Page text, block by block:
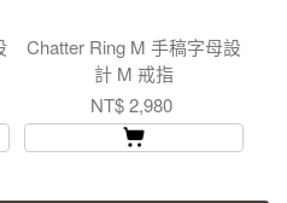
Chatter Ring M 手稿字母設
計 M 戒指
NT$ 2,980